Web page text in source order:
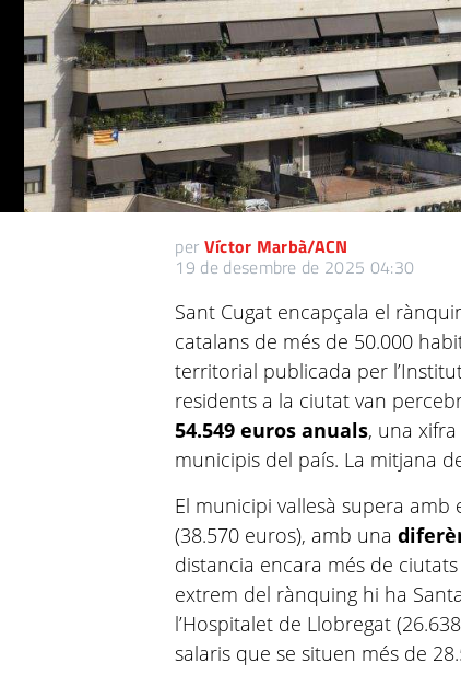
per Víctor Marbà/ACN
19 de desembre de 2025 04:30
Sant Cugat encapçala el
catalans de més de 50.000
territorial publicada per
residents a la ciutat van
54.549 euros anuals, una
municipis del país. La mitjana
El municipi vallesà supera amb
(38.570 euros), amb una
distancia encara més de
extrem del rànquing hi ha
l’Hospitalet de Llobregat
salaris que se situen més de